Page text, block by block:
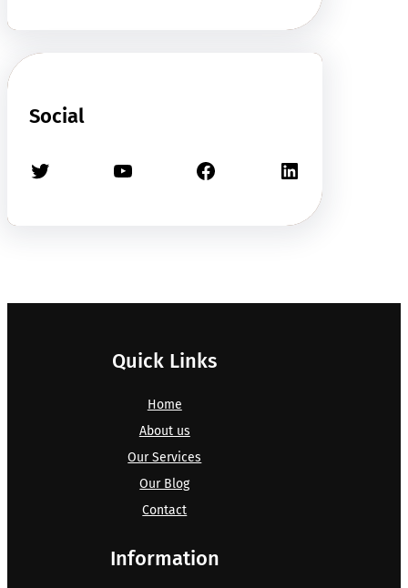
Social
Twitter YouTube Facebook LinkedIn
Quick Links
Home
About us
Our Services
Our Blog
Contact
Information